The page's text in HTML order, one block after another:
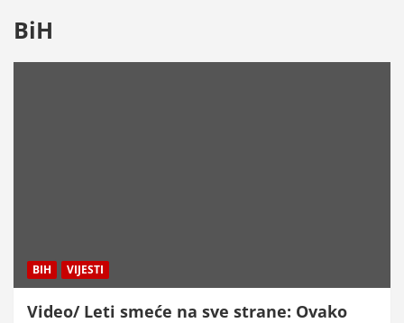
BiH
BIH VIJESTI
Video/ Leti smeće na sve strane: Ovako